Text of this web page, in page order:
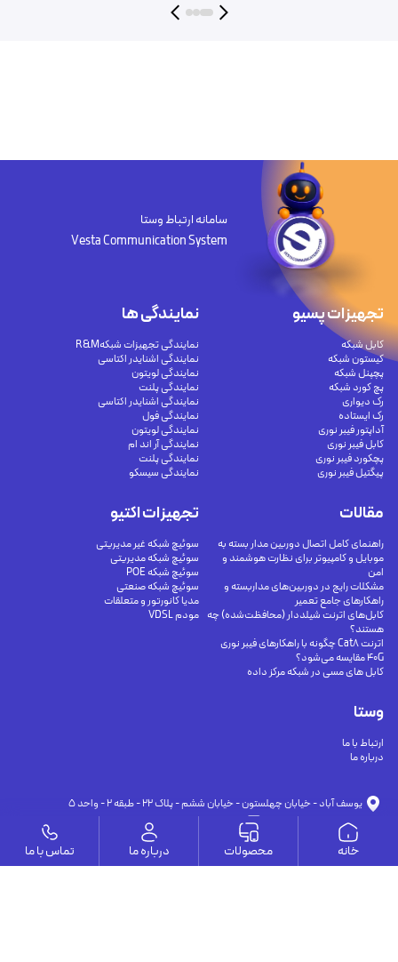
سامانه ارتباط وستا
Vesta Communication System
وستا
ارتباط با ما
درباره ما
تجهیزات پسیو
کابل شبکه
کیستون شبکه
پچپنل شبکه
پچ کورد شبکه
رک دیواری
رک ایستاده
آداپتور فیبر نوری
کابل فیبر نوری
پچکورد فیبر نوری
پیگتیل فیبر نوری
تجهیزات اکتیو
سوئیچ شبکه غیر مدیریتی
سوئیچ شبکه مدیریتی
سوئیچ شبکه POE
سوئیچ شبکه صنعتی
مدیا کانورتور و متعلقات
مودم VDSL
نمایندگی ها
نمایندگی تجهیزات شبکهR&M
نمایندگی اشنایدر اکتاسی
نمایندگی لویتون
نمایندگی پلنت
نمایندگی اشنایدر اکتاسی
نمایندگی فول
نمایندگی لویتون
نمایندگی آر اند ام
نمایندگی پلنت
نمایندگی سیسکو
مقالات
راهنمای کامل اتصال دوربین مدار بسته به
موبایل و کامپیوتر برای نظارت هوشمند و
امن
مشکلات رایج در دوربین‌های مداربسته و
راهکارهای جامع تعمیر
کابل‌های اترنت شیلددار (محافظت‌شده) چه
هستند؟
اترنت Cat8 چگونه با راهکارهای فیبر نوری
40G مقایسه می‌شود؟
کابل های مسی در شبکه مرکز داده
يوسف آباد - خيابان چهلستون - خيابان ششم - پلاك ٢٢ - طبقه ٢ - واحد ٥
info@vesta-com.com
09126394251
09191302116
خانه محصولات درباره ما تماس با ما